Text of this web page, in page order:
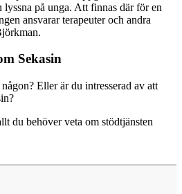
på unga. Att finnas där för en
ansvarar terapeuter och andra
Sekasin
Eller är du intresserad av att
du behöver veta om stödtjänsten